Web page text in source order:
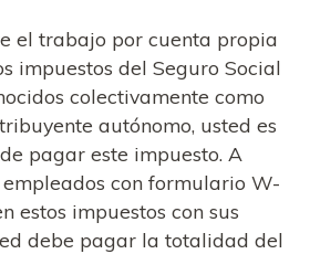
el trabajo por cuenta propia
impuestos del Seguro Social
colectivamente como
autónomo, usted es
pagar este impuesto. A
con formulario W-
estos impuestos con sus
debe pagar la totalidad del